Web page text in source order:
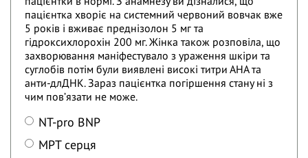
пацієнтка хворіє на системний червоний вовчак вже
5 років і вживає преднізолон 5 мг та
гідроксихлорохін 200 мг. Жінка також розповіла, що
захворювання маніфестувало з ураження шкіри та
суглобів потім були виявлені високі титри АНА та
анти-длДНК. Зараз пацієнтка погіршення стану ні з
чим повʼязати не може.
NT-pro BNP
МРТ серця